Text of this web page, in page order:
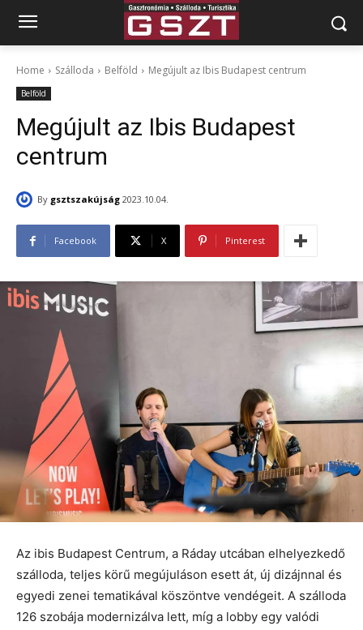
Home Szálloda Belföld Megújult az Ibis Budapest centrum
Belföld
Megújult az Ibis Budapest
centrum
By gsztszakújság 2023.10.04.
Facebook X Pinterest
Az ibis Budapest Centrum, a Ráday utcában elhelyezkedő
szálloda, teljes körű megújuláson esett át, új dizájnnal és
egyedi zenei tematikával köszöntve vendégeit. A szálloda
126 szobája modernizálva lett, míg a lobby egy valódi